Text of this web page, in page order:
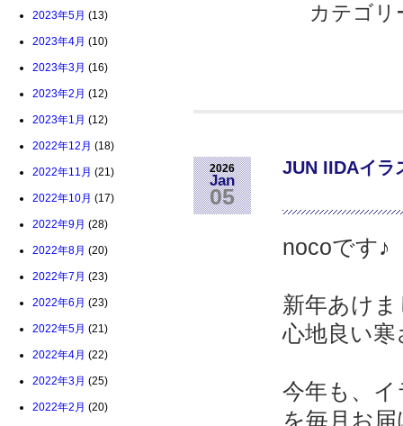
2023年5月 (13)
2023年4月 (10)
2023年3月 (16)
2023年2月 (12)
2023年1月 (12)
2022年12月 (18)
2022年11月 (21)
2022年10月 (17)
2022年9月 (28)
2022年8月 (20)
2022年7月 (23)
2022年6月 (23)
2022年5月 (21)
2022年4月 (22)
2022年3月 (25)
2022年2月 (20)
カテゴリ
2026
Jan
05
JUN IIDAイラ
nocoです♪
新年あけ
心地良い
今年も、
を毎月お